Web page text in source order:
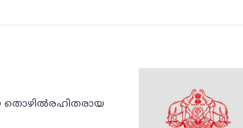
തൊഴിൽരഹിതരായ